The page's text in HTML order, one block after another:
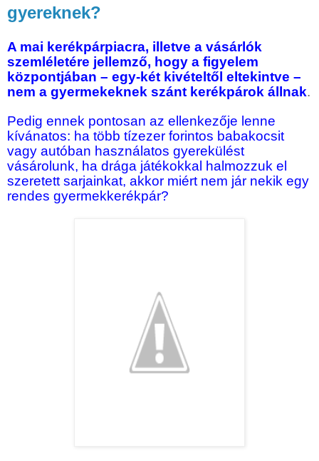
gyereknek?
A mai kerékpárpiacra, illetve a vásárlók
szemléletére jellemző, hogy a figyelem
központjában – egy-két kivételtől eltekintve –
nem a gyermekeknek szánt kerékpárok állnak.
Pedig ennek pontosan az ellenkezője lenne
kívánatos: ha több tízezer forintos babakocsit
vagy autóban használatos gyerekülést
vásárolunk, ha drága játékokkal halmozzuk el
szeretett sarjainkat, akkor miért nem jár nekik egy
rendes gyermekkerékpár?